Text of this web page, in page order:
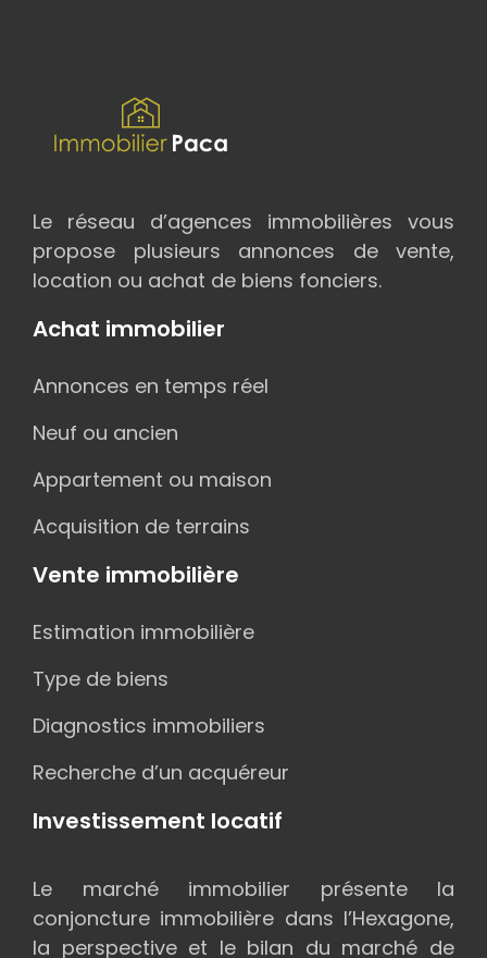
Le réseau d’agences immobilières vous
propose plusieurs annonces de vente,
location ou achat de biens fonciers.
Achat immobilier
Annonces en temps réel
Neuf ou ancien
Appartement ou maison
Acquisition de terrains
Vente immobilière
Estimation immobilière
Type de biens
Diagnostics immobiliers
Recherche d’un acquéreur
Investissement locatif
Le marché immobilier présente la
conjoncture immobilière dans l’Hexagone,
la perspective et le bilan du marché de